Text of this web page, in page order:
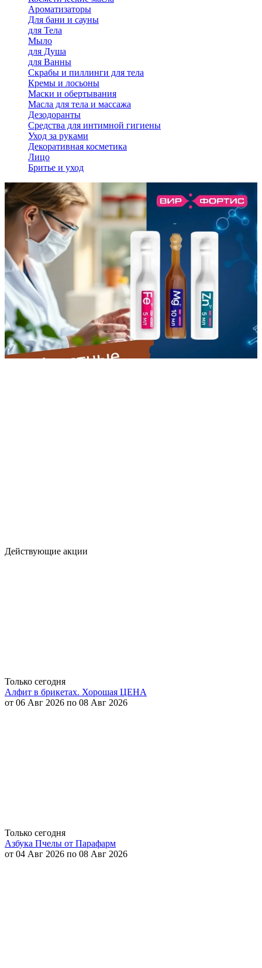
Ароматизаторы
Для бани и сауны
для Тела
Мыло
для Душа
для Ванны
Скрабы и пиллинги для тела
Кремы и лосьоны
Маски и обертывания
Масла для тела и массажа
Дезодоранты
Средства для интимной гигиены
Уход за руками
Декоративная косметика
Лицо
Бритье и уход
Действующие акции
Только сегодня
Алфит в брикетах. Хорошая ЦЕНА
от 06 Авг 2026 по 08 Авг 2026
Только сегодня
Азбука Пчелы от Парафарм
от 04 Авг 2026 по 08 Авг 2026